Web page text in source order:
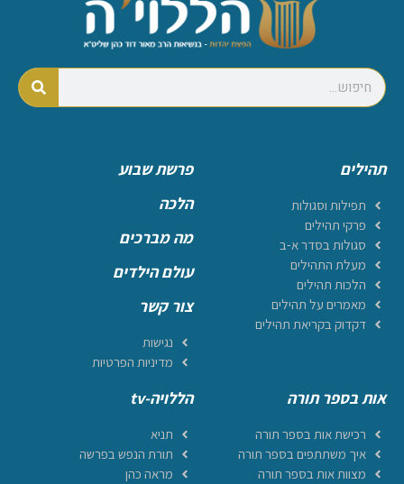
תהילים
תפילות וסגולות
פרקי תהילים
סגולות בסדר א-ב
מעלת התהילים
הלכות תהילים
מאמרים על תהילים
דקדוק בקריאת תהילים
פרשת שבוע
הלכה
מה מברכים
עולם הילדים
צור קשר
נגישות
מדיניות הפרטיות
אות בספר תורה
רכישת אות בספר תורה
איך משתתפים בספר תורה
מצוות אות בספר תורה
הללויה-tv
תניא
תורת הנפש בפרשה
מראה כהן